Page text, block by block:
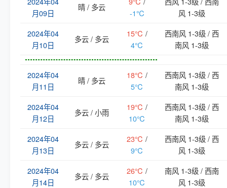
月09日
晴 / 多云
-1℃
风 1-3级
2024年04
月10日
多云 / 多云
15℃ /
4℃
西南风 1-3级 / 西
南风 1-3级
2024年04
月11日
晴 / 多云
18℃ /
5℃
西南风 1-3级 / 西
南风 1-3级
2024年04
月12日
多云 / 小雨
19℃ /
10℃
西南风 1-3级 / 西
南风 1-3级
2024年04
月13日
多云 / 多云
23℃ /
9℃
西南风 1-3级 / 西
风 1-3级
2024年04
月14日
多云 / 多云
26℃ /
10℃
南风 1-3级 / 西南
风 1-3级